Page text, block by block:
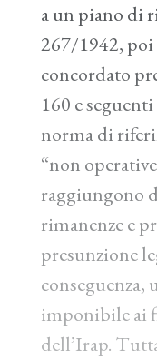
a un piano di
267/1942, poi
concordato
160 e
norma di
“non
raggiungono
rimanenze e
presunzione
imponibile ai
dell’Irap.